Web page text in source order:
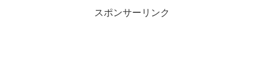
スポンサーリンク